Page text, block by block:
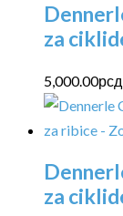
za
5,000.00рсд
za